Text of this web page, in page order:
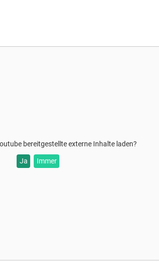
bereitgestellte externe Inhalte laden?
Ja Immer